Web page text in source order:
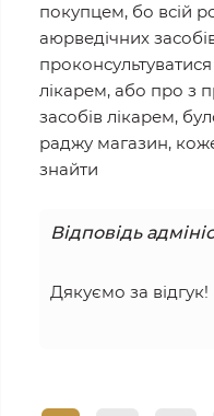
покупцем, бо всій
аюрведічних
лікарем, або про з
засобів лікарем,
раджу магазин,
знайти
Відповідь
Дякуємо за відгук!